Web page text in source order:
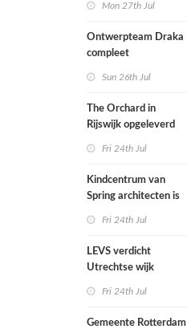
hernieuwd in
Mon 27th Jul
Ontwerpteam Draka
compleet
Sun 26th Jul
The Orchard in
Rijswijk opgeleverd
Fri 24th Jul
Kindcentrum van
Spring architecten is
Fri 24th Jul
LEVS verdicht
Utrechtse wijk
Fri 24th Jul
Gemeente Rotterdam